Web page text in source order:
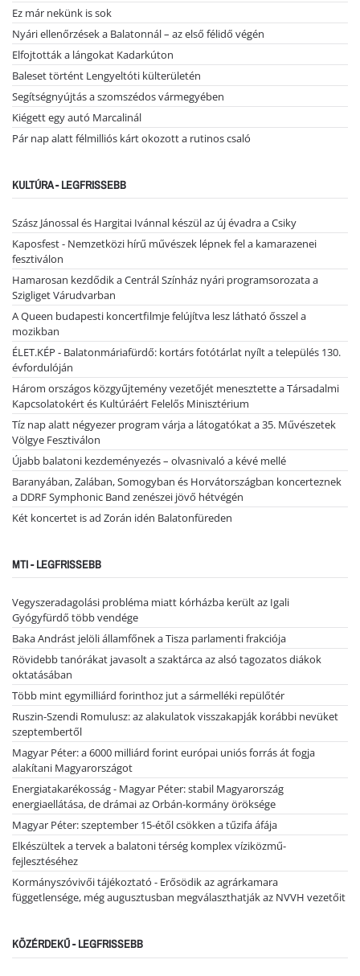
Ez már nekünk is sok
Nyári ellenőrzések a Balatonnál – az első félidő végén
Elfojtották a lángokat Kadarkúton
Baleset történt Lengyeltóti külterületén
Segítségnyújtás a szomszédos vármegyében
Kiégett egy autó Marcalinál
Pár nap alatt félmilliós kárt okozott a rutinos csaló
KULTÚRA - LEGFRISSEBB
Szász Jánossal és Hargitai Ivánnal készül az új évadra a Csiky
Kaposfest - Nemzetközi hírű művészek lépnek fel a kamarazenei
fesztiválon
Hamarosan kezdődik a Centrál Színház nyári programsorozata a
Szigliget Várudvarban
A Queen budapesti koncertfilmje felújítva lesz látható ősszel a
mozikban
ÉLET.KÉP - Balatonmáriafürdő: kortárs fotótárlat nyílt a település 130.
évfordulóján
Három országos közgyűjtemény vezetőjét menesztette a Társadalmi
Kapcsolatokért és Kultúráért Felelős Minisztérium
Tíz nap alatt négyezer program várja a látogatókat a 35. Művészetek
Völgye Fesztiválon
Újabb balatoni kezdeményezés – olvasnivaló a kévé mellé
Baranyában, Zalában, Somogyban és Horvátországban koncerteznek
a DDRF Symphonic Band zenészei jövő hétvégén
Két koncertet is ad Zorán idén Balatonfüreden
MTI - LEGFRISSEBB
Vegyszeradagolási probléma miatt kórházba került az Igali
Gyógyfürdő több vendége
Baka Andrást jelöli államfőnek a Tisza parlamenti frakciója
Rövidebb tanórákat javasolt a szaktárca az alsó tagozatos diákok
oktatásában
Több mint egymilliárd forinthoz jut a sármelléki repülőtér
Ruszin-Szendi Romulusz: az alakulatok visszakapják korábbi nevüket
szeptembertől
Magyar Péter: a 6000 milliárd forint európai uniós forrás át fogja
alakítani Magyarországot
Energiatakarékosság - Magyar Péter: stabil Magyarország
energiaellátása, de drámai az Orbán-kormány öröksége
Magyar Péter: szeptember 15-étől csökken a tűzifa áfája
Elkészültek a tervek a balatoni térség komplex víziközmű-
fejlesztéséhez
Kormányszóvivői tájékoztató - Erősödik az agrárkamara
függetlensége, még augusztusban megválaszthatják az NVVH vezetőit
KÖZÉRDEKŰ - LEGFRISSEBB